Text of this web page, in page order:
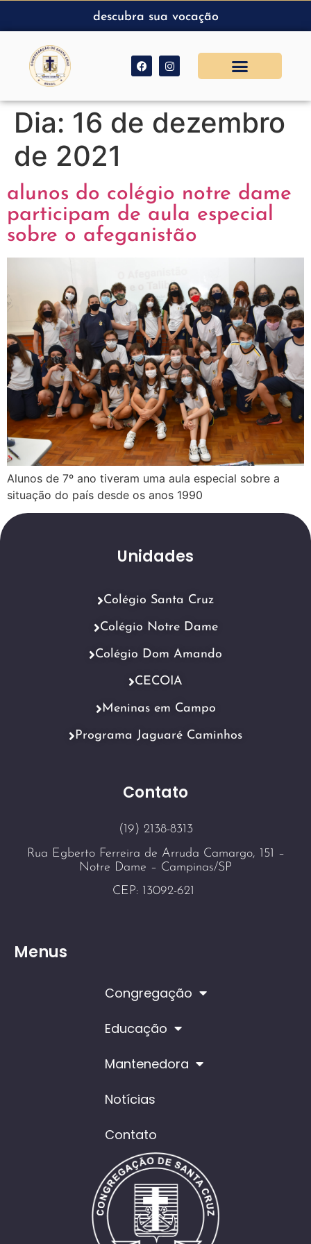
descubra sua vocação
Dia: 16 de dezembro
de 2021
alunos do colégio notre dame
participam de aula especial
sobre o afeganistão
Alunos de 7º ano tiveram uma aula especial sobre a
situação do país desde os anos 1990
Contato
(19) 2138-8313
Rua Egberto Ferreira de Arruda Camargo, 151 –
Notre Dame – Campinas/SP
CEP: 13092-621
Menus
Congregação
Educação
Mantenedora
Notícias
Contato
Unidades
Colégio Santa Cruz
Colégio Notre Dame
Colégio Dom Amando
CECOIA
Meninas em Campo
Programa Jaguaré Caminhos